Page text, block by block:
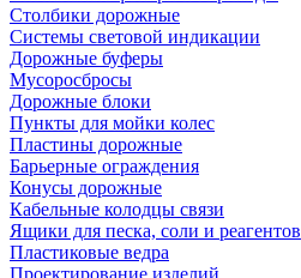
Столбики дорожные
Системы световой индикации
Дорожные буферы
Мусоросбросы
Дорожные блоки
Пункты для мойки колес
Пластины дорожные
Барьерные ограждения
Конусы дорожные
Кабельные колодцы связи
Ящики для песка, соли и реагентов
Пластиковые ведра
Проектирование изделий